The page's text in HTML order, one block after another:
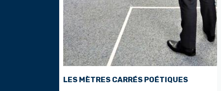
LES MÈTRES CARRÉS POÉTIQUES